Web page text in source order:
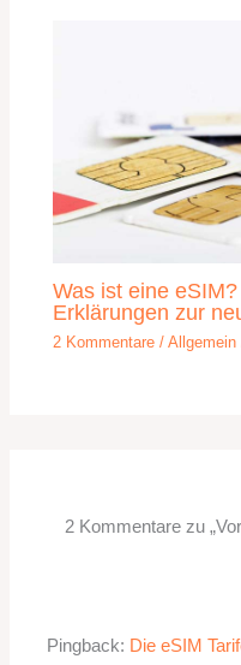
Was ist eine
Erklärungen zur
2 Kommentare /Allgemein
2 Kommentare zu
Pingback: Die eSIM